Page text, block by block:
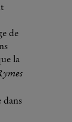
de
la
dans